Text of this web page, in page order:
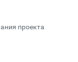
проекта